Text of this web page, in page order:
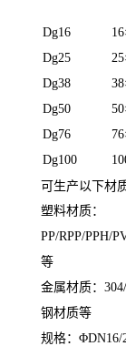
Dg16
Dg25
Dg38
Dg50
Dg76
Dg100
可生产以下材质
塑料材质：
PP/RPP/PPH/
等
金属材质：
钢材质等
规格：ΦDN16/